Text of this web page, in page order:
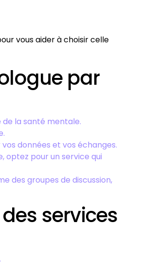
vous aider à choisir celle
par
de la santé mentale.
données et vos échanges.
optez pour un service qui
des groupes de discussion,
services